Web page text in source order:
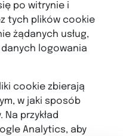
po witrynie i
tych plików cookie
żądanych usług,
logowania
cookie zbierają
w jaki sposób
przykład
Analytics, aby